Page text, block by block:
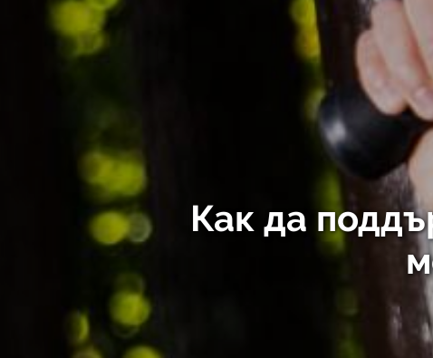
Как да